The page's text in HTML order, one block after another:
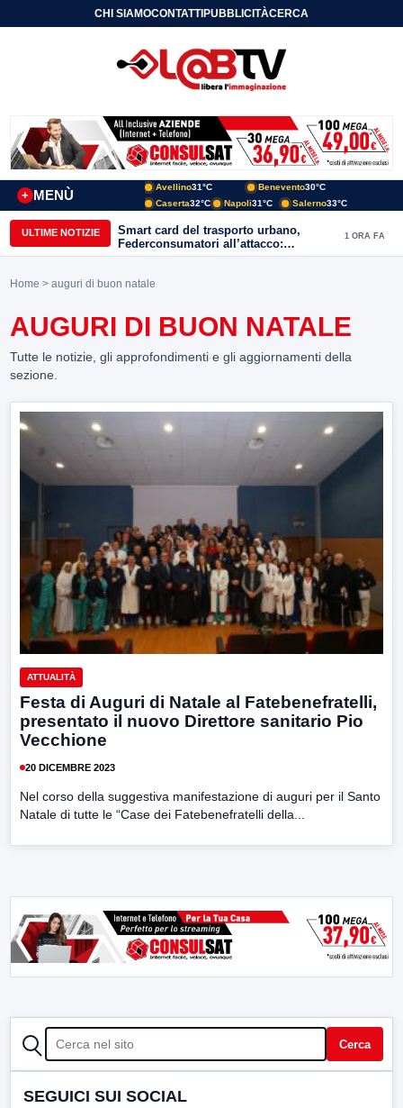
CHI SIAMOCONTATTIPUBBLICITÀCERCA
MENÙ
+
Avellino31°C Benevento30°C
Caserta32°C Napoli31°C Salerno33°C
ULTIME NOTIZIE
Smart card del trasporto urbano,
Federconsumatori all’attacco:
«Benevento ha bisogno di uno
1 ORA FA
Home > auguri di buon natale
AUGURI DI BUON NATALE
Tutte le notizie, gli approfondimenti e gli aggiornamenti della
sezione.
ATTUALITÀ
Festa di Auguri di Natale al Fatebenefratelli,
presentato il nuovo Direttore sanitario Pio
Vecchione
20 DICEMBRE 2023
Nel corso della suggestiva manifestazione di auguri per il Santo
Natale di tutte le “Case dei Fatebenefratelli della...
CERCA Cerca
SEGUICI SUI SOCIAL